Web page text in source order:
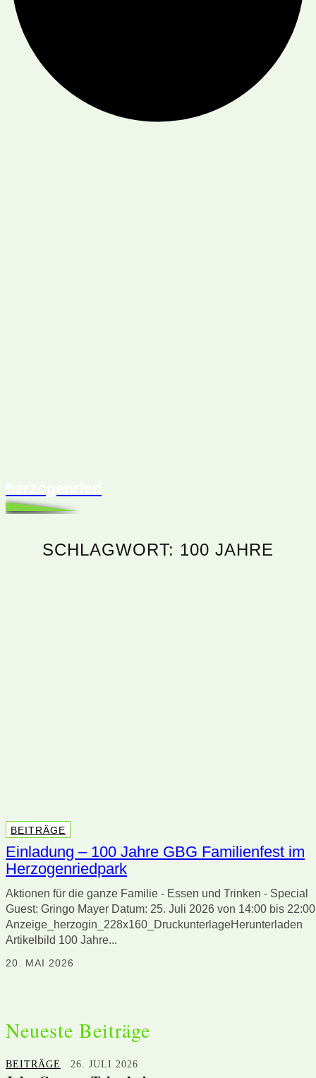
SCHLAGWORT: 100 JAHRE
BEITRÄGE
Einladung – 100 Jahre GBG Familienfest im
Herzogenriedpark
Aktionen für die ganze Familie - Essen und Trinken - Special
Guest: Gringo Mayer Datum: 25. Juli 2026 von 14:00 bis 22:00 Uhr
Anzeige_herzogin_228x160_DruckunterlageHerunterladen
Artikelbild 100 Jahre...
20. MAI 2026
Neueste Beiträge
BEITRÄGE 26. JULI 2026